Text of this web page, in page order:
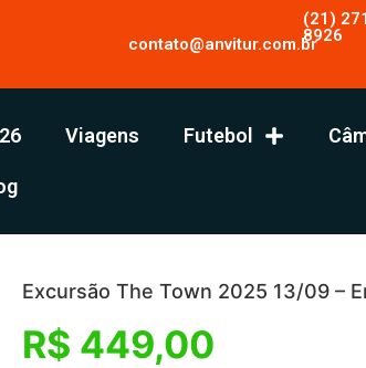
contato@anvitur.com.br
(21)
8926
Viagens Futebol
Excursão The Town 2025 13/09 –
R$ 449,00